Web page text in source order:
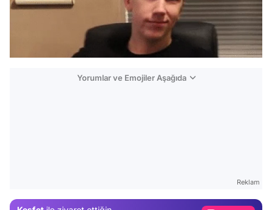
Yorumlar ve Emojiler Aşağıda
Reklam